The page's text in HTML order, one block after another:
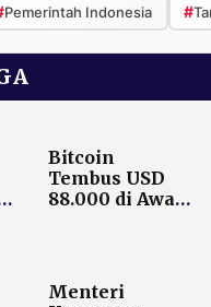
Pemerintah Indonesia #
Bitcoin
Tembus USD
88.000 di Awal
7 Persen
Menteri